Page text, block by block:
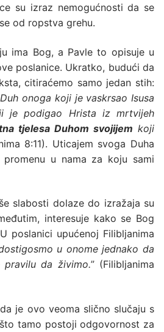
su izraz nemogućnosti da se
od ropstva grehu.
ima Bog, a Pavle to opisuje u
poslanice. Ukratko, budući da
citiraćemo samo jedan stih:
onoga koji je vaskrsao Isusa
je podigao Hrista iz mrtvijeh
tjelesa Duhom svojijem koji
8:11). Uticajem svoga Duha
u nama za koju sami
slabosti dolaze do izražaja su
interesuje kako se Bog
poslanici upućenoj Filibljanima
u onome jednako da
da živimo.” (Filibljanima
je ovo veoma slično slučaju s
tamo postoji odgovornost za